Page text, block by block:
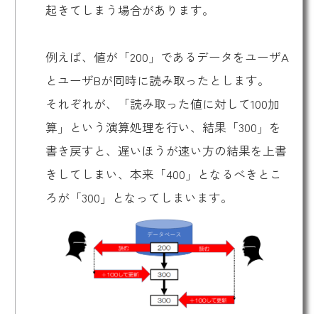
起きてしまう場合があります。
例えば、値が「200」であるデータをユーザA
とユーザBが同時に読み取ったとします。
それぞれが、「読み取った値に対して100加
算」という演算処理を行い、結果「300」を
書き戻すと、遅いほうが速い方の結果を上書
きしてしまい、本来「400」となるべきとこ
ろが「300」となってしまいます。